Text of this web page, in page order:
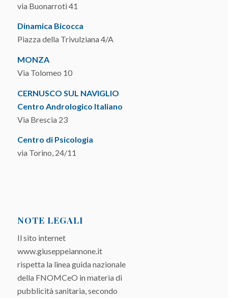
via Buonarroti 41
Dinamica Bicocca
Piazza della Trivulziana 4/A
MONZA
Via Tolomeo 10
CERNUSCO SUL NAVIGLIO
Centro Andrologico Italiano
Via Brescia 23
Centro di Psicologia
via Torino, 24/11
NOTE LEGALI
Il sito internet
www.giuseppeiannone.it
rispetta la linea guida nazionale
della FNOMCeO in materia di
pubblicità sanitaria, secondo